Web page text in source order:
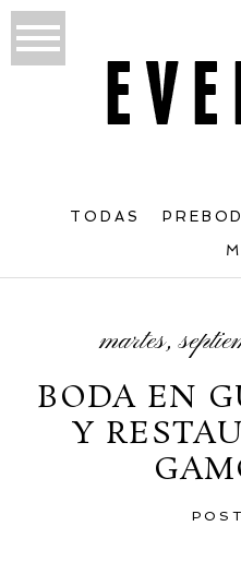
TODAS
martes,
BODA EN
Y